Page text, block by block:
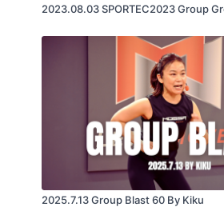
2023.08.03 SPORTEC2023 Group
2025.7.13 Group Blast 60 By Kiku